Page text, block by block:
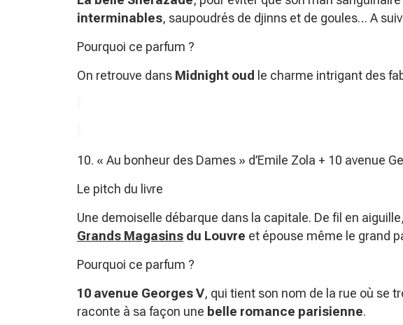
interminables, saupoudrés de djinns et de goules… A
Pourquoi ce parfum ?
On retrouve dans Midnight oud le charme intrigant des
10. « Au bonheur des Dames » d’Emile Zola + 10 avenue
Le pitch du livre
Une demoiselle débarque dans la capitale. De fil en
Grands Magasins du Louvre et épouse même le grand
Pourquoi ce parfum ?
10 avenue Georges V, qui tient son nom de la rue où se
raconte à sa façon une belle romance parisienne.